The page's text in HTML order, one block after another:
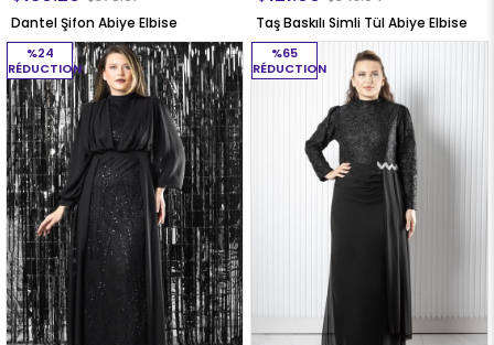
Dantel Şifon Abiye Elbise
Taş Baskılı Simli Tül Abiye Elbise
%24
RÉDUCTION
%65
RÉDUCTION